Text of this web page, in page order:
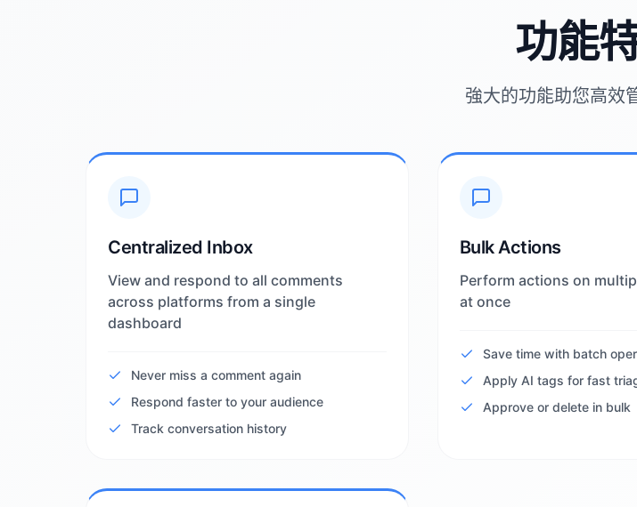
功能
強大的功能助您高效
Centralized Inbox
View and respond to all comments
across platforms from a single
dashboard
Never miss a comment again
Respond faster to your audience
Track conversation history
Bulk Actions
Perform actions on
at once
Save time with batch
Apply AI tags for fast
Approve or delete in bulk